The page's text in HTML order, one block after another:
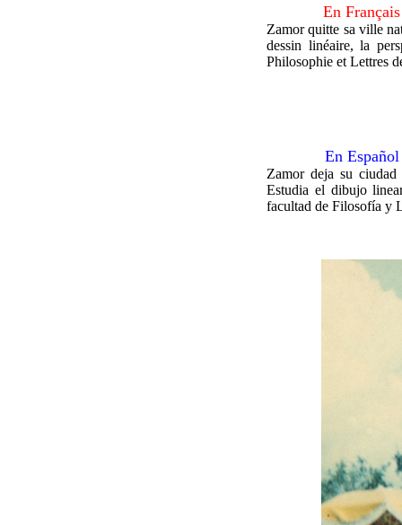
En Français
Zamor quitte sa ville
dessin linéaire, la
Philosophie et Lettres
En Español
Zamor deja su
Estudia el dibujo
facultad de Filosofía y